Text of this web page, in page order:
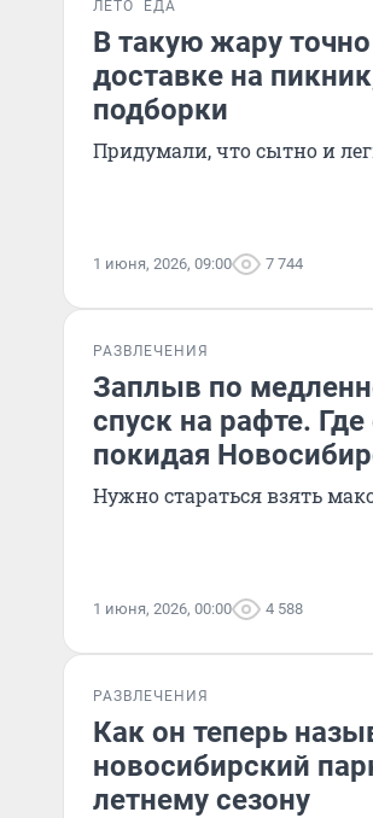
ЛЕТО ЕДА
В такую жару точно
доставке на
подборки
Придумали, что сытно и
1 июня, 2026, 09:00 7 744
РАЗВЛЕЧЕНИЯ
Заплыв по
спуск на рафте.
покидая
Нужно стараться взять
1 июня, 2026, 00:00 4 588
РАЗВЛЕЧЕНИЯ
Как он теперь
новосибирский
летнему сезону